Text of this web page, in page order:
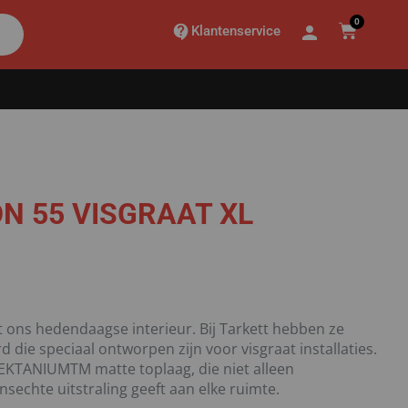
Klantenservice
0
55 VISGRAAT XL
hedendaagse interieur. Bij Tarkett hebben ze
die speciaal ontworpen zijn voor visgraat installaties.
matte toplaag, die niet alleen
uitstraling geeft aan elke ruimte.